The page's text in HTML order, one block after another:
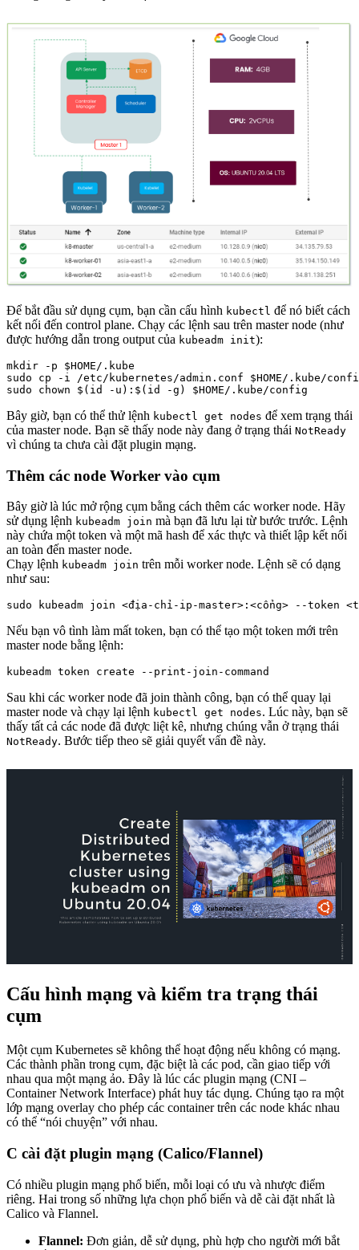
Để bắt đầu sử dụng cụm, bạn cần cấu hình kubectl để nó biết cách
kết nối đến control plane. Chạy các lệnh sau trên master node (như
được hướng dẫn trong output của kubeadm init):
mkdir -p $HOME/.kube
sudo cp -i /etc/kubernetes/admin.conf $HOME/.kube/
Bây giờ, bạn có thể thử lệnh kubectl get nodes để xem trạng thái
của master node. Bạn sẽ thấy node này đang ở trạng thái NotReady
vì chúng ta chưa cài đặt plugin mạng.
Thêm các node Worker vào cụm
Bây giờ là lúc mở rộng cụm bằng cách thêm các worker node. Hãy
sử dụng lệnh kubeadm join mà bạn đã lưu lại từ bước trước. Lệnh
này chứa một token và một mã hash để xác thực và thiết lập kết nối
an toàn đến master node.
Chạy lệnh kubeadm join trên mỗi worker node. Lệnh sẽ có dạng
như sau:
Nếu bạn vô tình làm mất token, bạn có thể tạo một token mới trên
master node bằng lệnh:
Sau khi các worker node đã join thành công, bạn có thể quay lại
master node và chạy lại lệnh kubectl get nodes. Lúc này, bạn sẽ
thấy tất cả các node đã được liệt kê, nhưng chúng vẫn ở trạng thái
NotReady. Bước tiếp theo sẽ giải quyết vấn đề này.
Cấu hình mạng và kiểm tra trạng thái
cụm
Một cụm Kubernetes sẽ không thể hoạt động nếu không có mạng.
Các thành phần trong cụm, đặc biệt là các pod, cần giao tiếp với
nhau qua một mạng ảo. Đây là lúc các plugin mạng (CNI –
Container Network Interface) phát huy tác dụng. Chúng tạo ra một
lớp mạng overlay cho phép các container trên các node khác nhau
có thể “nói chuyện” với nhau.
C cài đặt plugin mạng (Calico/Flannel)
Có nhiều plugin mạng phổ biến, mỗi loại có ưu và nhược điểm
riêng. Hai trong số những lựa chọn phổ biến và dễ cài đặt nhất là
Calico và Flannel.
Flannel: Đơn giản, dễ sử dụng, phù hợp cho người mới bắt